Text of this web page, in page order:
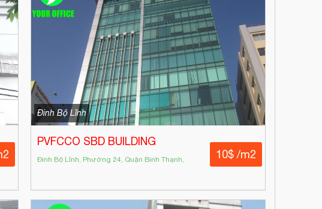
Đinh Bộ Lĩnh
PVFCCO SBD BUILDING
Đinh Bộ Lĩnh, Phường 24, Quận Bình Thạnh, 10$ /m2